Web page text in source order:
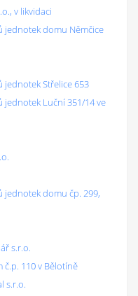
v likvidaci
jednotek domu Němčice
jednotek Střelice 653
jednotek Luční 351/14 ve
jednotek domu čp. 299,
s.r.o.
110 v Bělotíně
s.r.o.